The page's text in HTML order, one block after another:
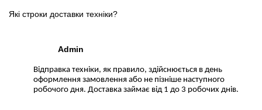
Які строки доставки техніки?
Admin
Відправка техніки, як правило, здійснюється в день
оформлення замовлення або не пізніше наступного
робочого дня. Доставка займає від 1 до 3 робочих днів.